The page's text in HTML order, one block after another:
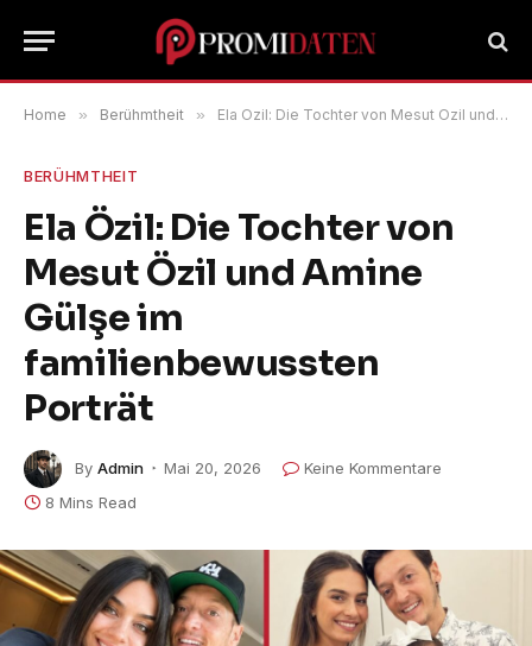
Home » Berühmtheit » Ela Özil: Die Tochter von Mesut Özil und Amine Gülşe im familienbewussten Porträt
BERÜHMTHEIT
Ela Özil: Die Tochter von
Mesut Özil und Amine
Gülşe im
familienbewussten
Porträt
By Admin Mai 20, 2026
Keine Kommentare
8 Mins Read